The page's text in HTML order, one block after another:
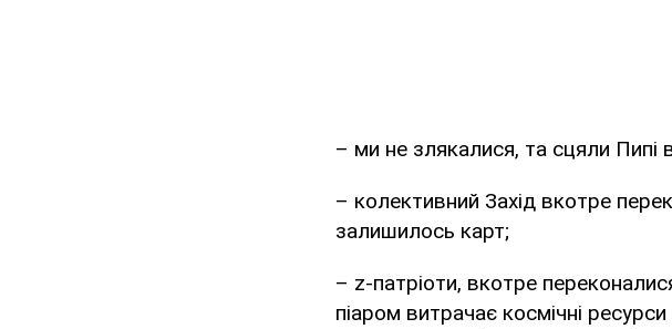
– ми не злякалися, та сцяли Пипі
– колективний Захід вкотре
залишилось карт;
– z-патріоти, вкотре
піаром витрачає космічні